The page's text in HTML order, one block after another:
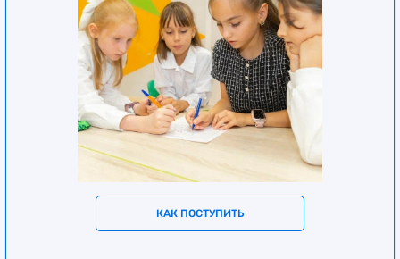
КАК ПОСТУПИТЬ